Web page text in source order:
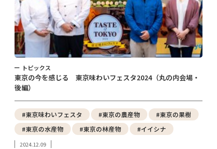
トピックス
東京の今を感じる 東京味わいフェスタ2024（丸の内会場・
後編）
#東京味わいフェスタ #東京の農産物
#東京の果樹
#東京の水産物
#東京の林産物 #イイシナ
2024.12.09